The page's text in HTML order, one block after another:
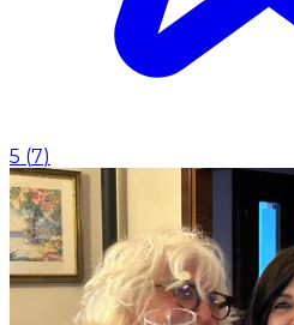
5 (7)